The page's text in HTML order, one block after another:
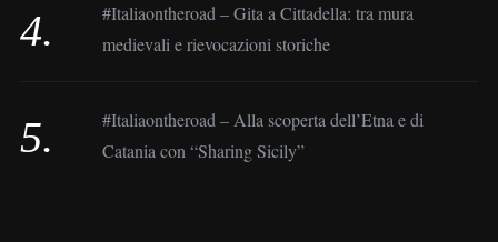
#Italiaontheroad – Gita a Cittadella: tra mura
medievali e rievocazioni storiche
#Italiaontheroad – Alla scoperta dell’Etna e di
Catania con “Sharing Sicily”